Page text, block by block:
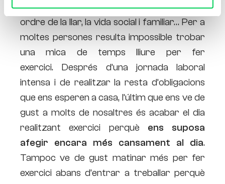
esgotador: el treball, els estudis, la neteja i
ordre de la llar, la vida social i familiar… Per a
moltes persones resulta impossible trobar
una mica de temps lliure per fer
exercici. Després d’una jornada laboral
intensa i de realitzar la resta d’obligacions
que ens esperen a casa, l’últim que ens ve de
gust a molts de nosaltres és acabar el dia
realitzant exercici perquè ens suposa
afegir encara més cansament al dia.
Tampoc ve de gust matinar més per fer
exercici abans d’entrar a treballar perquè